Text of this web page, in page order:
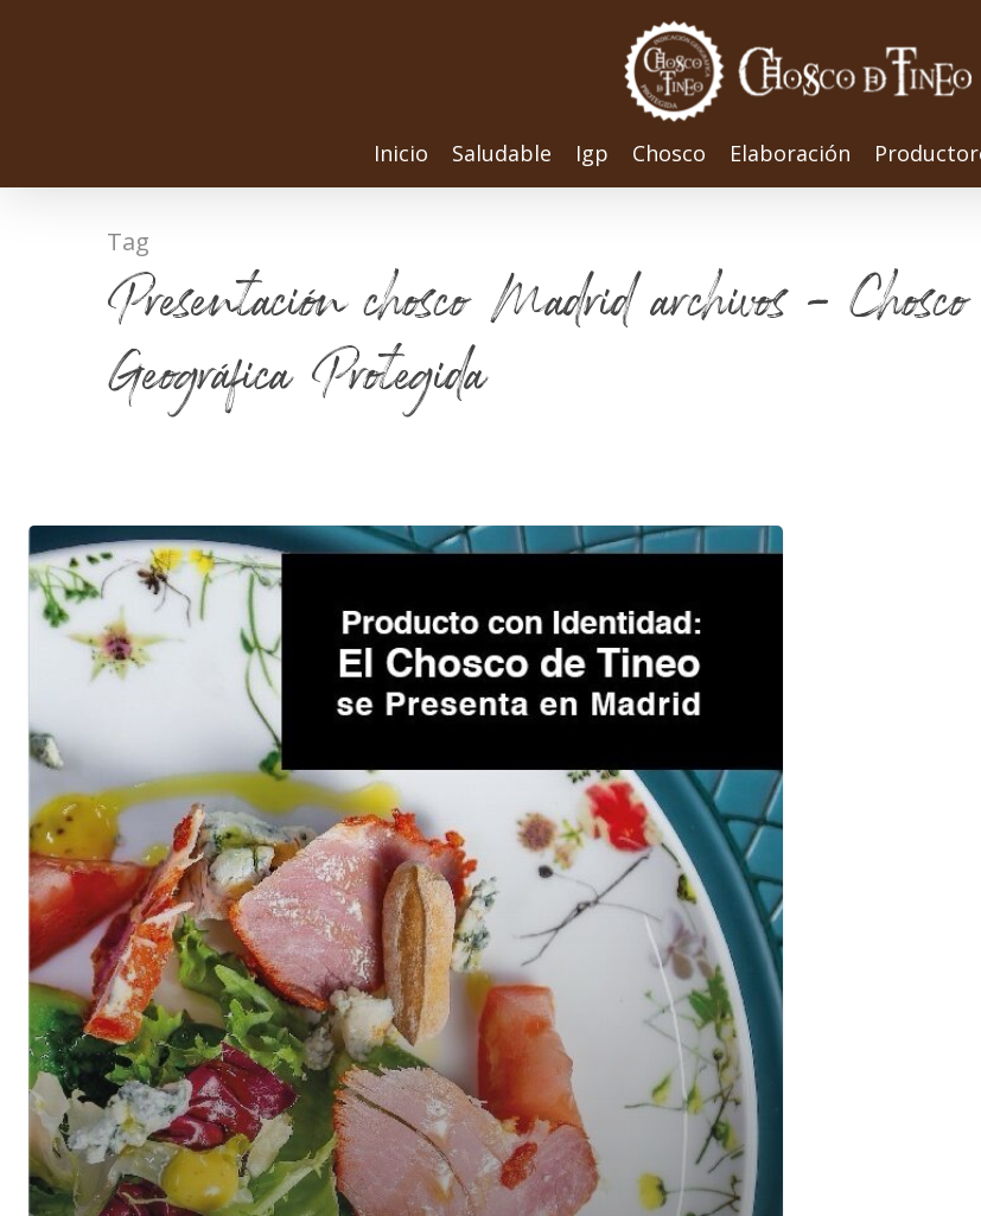
Inicio Saludable Igp Chosco Elaboración
Tag
Presentación chosco Madrid archivos -
Geográfica Protegida